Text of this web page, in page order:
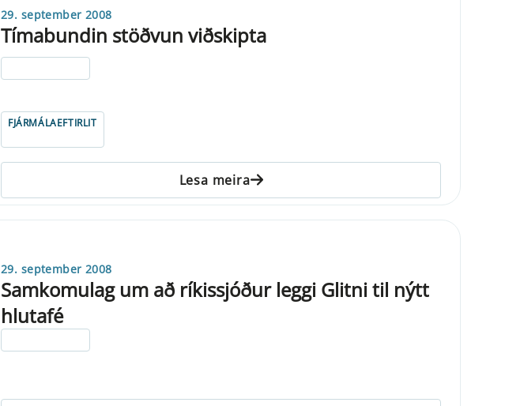
29. september 2008
Tímabundin stöðvun viðskipta
FJÁRMÁLAEFTIRLIT
Lesa meira
29. september 2008
Samkomulag um að ríkissjóður leggi Glitni til nýtt
hlutafé